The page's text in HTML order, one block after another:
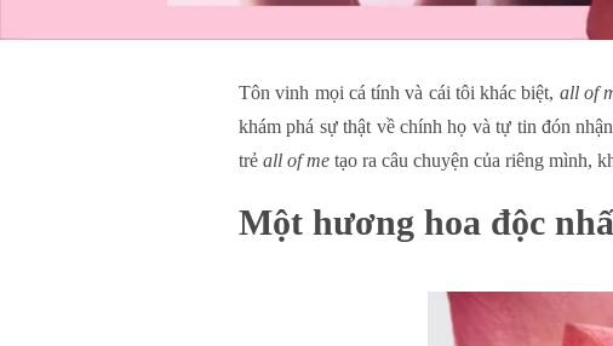
Tôn vinh mọi cá tính và cái tôi khác biệt, all of
khám phá sự thật về chính họ và tự tin đón
trẻ all of me tạo ra câu chuyện của riêng mình,
Một hương hoa độc